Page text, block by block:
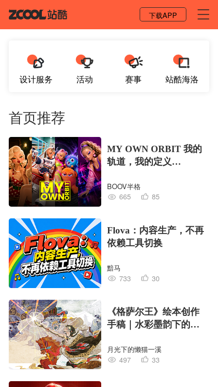
下载APP
设计服务 活动 赛事 站酷海洛
首页推荐
MY OWN ORBIT 我的
轨道，我的定义
对
BOOV半格
665
85
Flova：内容生产，不再
依赖工具切换
黯马
733
30
《格萨尔王》绘本创作
手稿｜水彩墨韵下的史
月光下的懒猫一溪
497
33